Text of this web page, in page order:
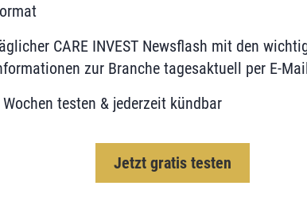
CARE INVEST Newsflash mit den
zur Branche tagesaktuell per E-
testen & jederzeit kündbar
Jetzt gratis testen